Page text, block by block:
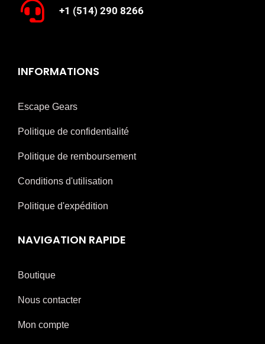
+1 (514) 290 8266
INFORMATIONS
Escape Gears
Politique de confidentialité
Politique de remboursement
Conditions d'utilisation
Politique d'expédition
NAVIGATION RAPIDE
Boutique
Nous contacter
Mon compte